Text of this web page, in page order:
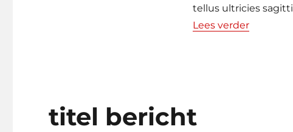
tellus ultricies
Lees verder“nog een
titel bericht